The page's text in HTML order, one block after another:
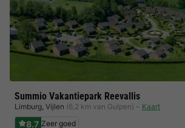
Summio Vakantiepark Reevallis
Limburg, Vijlen (6,2 km van Gulpen) Kaart
8.7 Zeer goed